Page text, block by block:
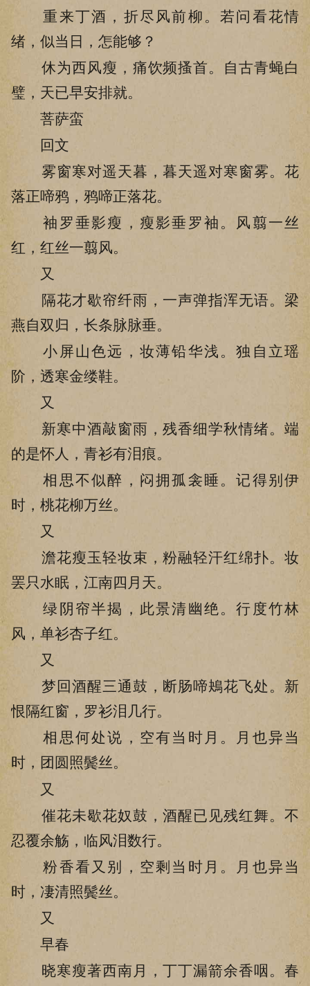
重来丁酒，折尽风前柳。若问看花情
绪，似当日，怎能够？
休为西风瘦，痛饮频搔首。自古青蝇白
璧，天已早安排就。
菩萨蛮
回文
雾窗寒对遥天暮，暮天遥对寒窗雾。花
落正啼鸦，鸦啼正落花。
袖罗垂影瘦，瘦影垂罗袖。风翦一丝
红，红丝一翦风。
又
隔花才歇帘纤雨，一声弹指浑无语。梁
燕自双归，长条脉脉垂。
小屏山色远，妆薄铅华浅。独自立瑶
阶，透寒金缕鞋。
又
新寒中酒敲窗雨，残香细学秋情绪。端
的是怀人，青衫有泪痕。
相思不似醉，闷拥孤衾睡。记得别伊
时，桃花柳万丝。
又
澹花瘦玉轻妆束，粉融轻汗红绵扑。妆
罢只水眠，江南四月天。
绿阴帘半揭，此景清幽绝。行度竹林
风，单衫杏子红。
又
梦回酒醒三通鼓，断肠啼鴂花飞处。新
恨隔红窗，罗衫泪几行。
相思何处说，空有当时月。月也异当
时，团圆照鬓丝。
又
催花未歇花奴鼓，酒醒已见残红舞。不
忍覆余觞，临风泪数行。
粉香看又别，空剩当时月。月也异当
时，凄清照鬓丝。
又
早春
晓寒瘦著西南月，丁丁漏箭余香咽。春